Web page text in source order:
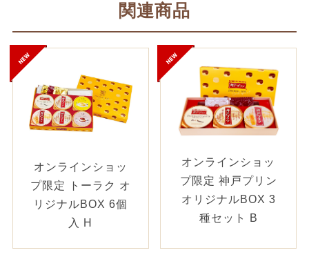
関連商品
オンラインショッ
プ限定 トーラク オ
リジナルBOX 6個
入 H
オンラインショッ
プ限定 神戸プリン
オリジナルBOX 3
種セット B